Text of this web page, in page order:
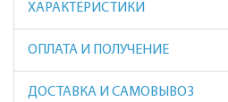
ХАРАКТЕРИСТИКИ
ОПЛАТА И ПОЛУЧЕНИЕ
ДОСТАВКА И САМОВЫВОЗ